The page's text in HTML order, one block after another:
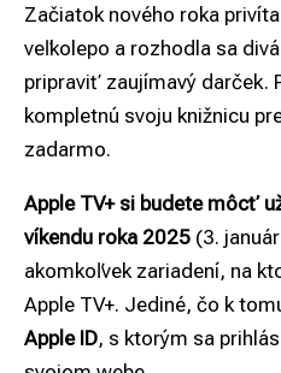
Začiatok nového roka
veľkolepo a rozhodla sa
pripraviť zaujímavý darček.
kompletnú svoju knižnicu
zadarmo.
Apple TV+ si budete môcť
víkendu roka 2025 (3.
akomkoľvek zariadení, na
Apple TV+. Jediné, čo k
Apple ID, s ktorým sa